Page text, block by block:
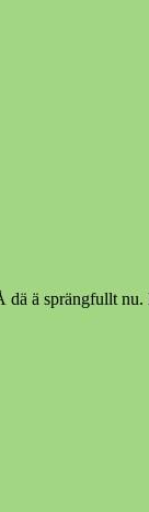
ä sprängfullt